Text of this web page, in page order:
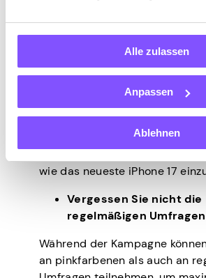
Alle zulassen
Anpassen
Ablehnen
Und Sie wissen schon – je
Empfehlungen, desto mehr
Bonifür Sie.
Nimm Quests an
Schließe verfügbare Quests
täglichen Freispiele, um
wie das neueste iPhone 17
Vergessen Sie nicht die
regelmäßigen Umfragen
Während der Kampagne
an pinkfarbenen als auch an